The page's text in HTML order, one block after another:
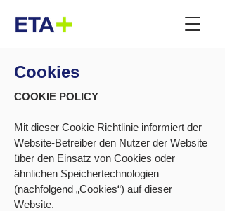
Cookies
COOKIE POLICY
Mit dieser Cookie Richtlinie informiert der
Website-Betreiber den Nutzer der Website
über den Einsatz von Cookies oder
ähnlichen Speichertechnologien
(nachfolgend „Cookies“) auf dieser
Website.